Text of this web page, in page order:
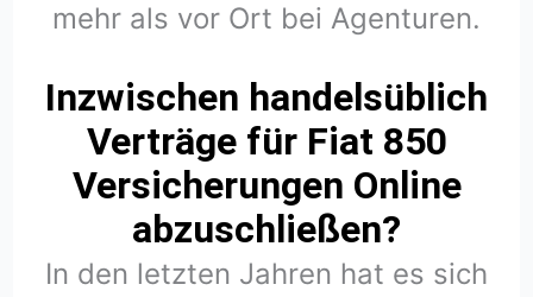
mehr als vor Ort bei Agenturen.
Inzwischen handelsüblich
Verträge für Fiat 850
Versicherungen Online
abzuschließen?
In den letzten Jahren hat es sich